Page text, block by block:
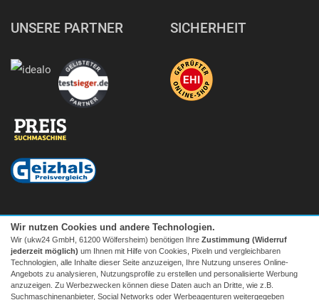
UNSERE PARTNER SICHERHEIT
Wir nutzen Cookies und andere Technologien.
Wir (ukw24 GmbH, 61200 Wölfersheim) benötigen Ihre Zustimmung (Widerruf
jederzeit möglich) um Ihnen mit Hilfe von Cookies, Pixeln und vergleichbaren
Technologien, alle Inhalte dieser Seite anzuzeigen, Ihre Nutzung unseres Online-
Angebots zu analysieren, Nutzungsprofile zu erstellen und personalisierte Werbung
anzuzeigen. Zu Werbezwecken können diese Daten auch an Dritte, wie z.B.
Suchmaschinenanbieter, Social Networks oder Werbeagenturen weitergegeben